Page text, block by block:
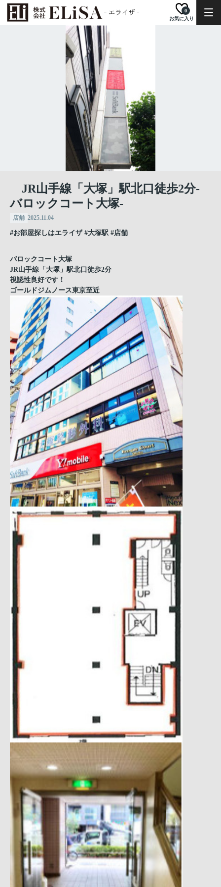
お気に入り
0
JR山手線「大塚」駅北口徒歩2分-
バロックコート大塚-
店舗 2025.11.04
#お部屋探しはエライザ #大塚駅 #店舗
バロックコート大塚
JR山手線「大塚」駅北口徒歩2分
視認性良好です！
ゴールドジムノース東京至近